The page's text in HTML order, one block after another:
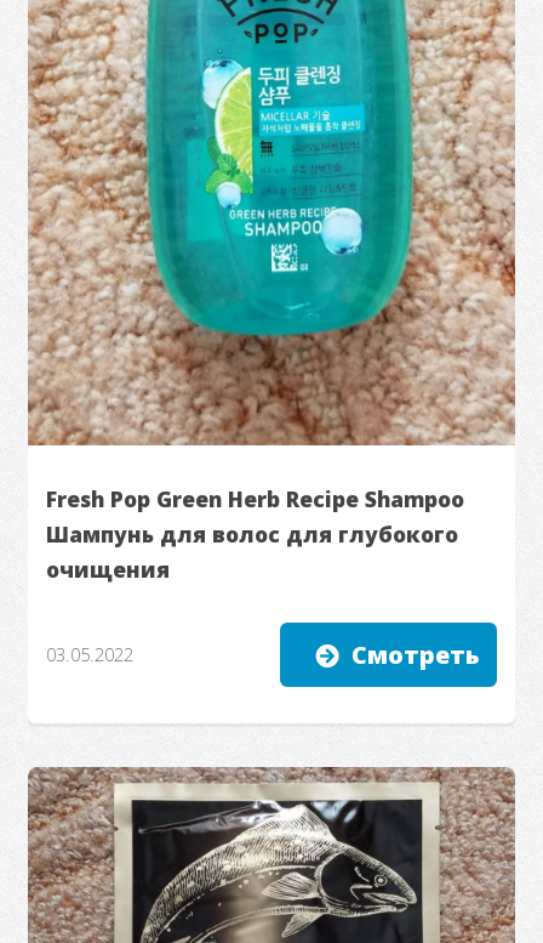
Fresh Pop Green Herb Recipe Shampoo
Шампунь для волос для глубокого
очищения
03.05.2022 Смотреть